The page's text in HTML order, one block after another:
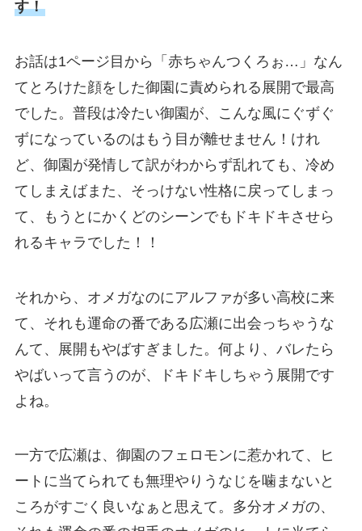
す！
お話は1ページ目から「赤ちゃんつくろぉ…」なん
てとろけた顔をした御園に責められる展開で最高
でした。普段は冷たい御園が、こんな風にぐずぐ
ずになっているのはもう目が離せません！けれ
ど、御園が発情して訳がわからず乱れても、冷め
てしまえばまた、そっけない性格に戻ってしまっ
て、もうとにかくどのシーンでもドキドキさせら
れるキャラでした！！
それから、オメガなのにアルファが多い高校に来
て、それも運命の番である広瀬に出会っちゃうな
んて、展開もやばすぎました。何より、バレたら
やばいって言うのが、ドキドキしちゃう展開です
よね。
一方で広瀬は、御園のフェロモンに惹かれて、ヒ
ートに当てられても無理やりうなじを噛まないと
ころがすごく良いなぁと思えて。多分オメガの、